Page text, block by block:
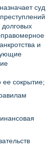
суд
и
сокрытие;